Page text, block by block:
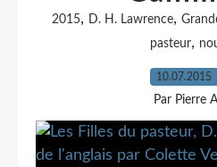
2015, D. H. Lawrence,
pasteur,
10.07.2015
Par Pierre